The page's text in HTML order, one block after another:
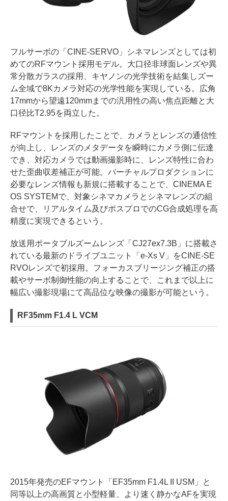
フルサーボの「CINE-SERVO」シネマレンズとしては初
めてのRFマウント採用モデル。大口径非球面レンズや異
常分散ガラスの採用、キヤノンの光学技術を結集しズー
ム全域で8Kカメラ対応の光学性能を実現している。広角
17mmから望遠120mmまでの汎用性の高い焦点距離と大
口径比T2.95を両立した。
RFマウントを採用したことで、カメラとレンズの通信性
が向上し、レンズのメタデータを瞬時にカメラ側に伝達
でき、対応カメラでは動画撮影時に、レンズ特性に合わ
せた歪曲収差補正が可能。バーチャルプロダクションに
必要なレンズ情報も新規に搭載することで、CINEMA E
OS SYSTEMで、対象シネマカメラとシネマレンズの組
合せで、リアルタイム及びポスプロでのCG合成処理を高
精度に実現できるという。
放送用ポータブルズームレンズ「CJ27ex7.3B」に搭載さ
れている最新のドライブユニット「e-Xs V」をCINE-SE
RVOレンズで初採用。フォーカスブリージング補正の搭
載やサーボ制御性能の向上することで、これまで以上に
幅広い撮影現場にて高品位な映像の撮影が可能という。
RF35mm F1.4 L VCM
2015年発売のEFマウント「EF35mm F1.4L II USM」と
同等以上の高画質と小型軽量、より速く静かなAFを実現